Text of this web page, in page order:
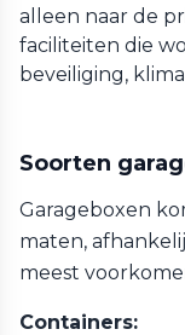
alleen naar de
faciliteiten die
beveiliging,
Soorten
Garageboxen
maten,
meest
Containers: